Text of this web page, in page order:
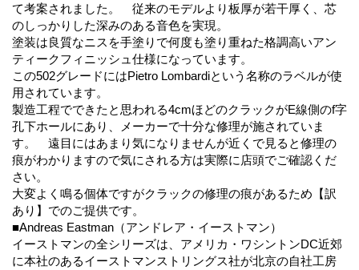
て考案されました。 従来のモデルより板厚が若干厚く、芯
のしっかりした深みのある音色を実現。
塗装は良質なニスを手塗りで何度も塗り重ねた格調高いアン
ティークフィニッシュ仕様になっています。
この502グレードにはPietro Lombardiという名称のラベルが使
用されています。
製造工程でできたと思われる4cmほどのクラックがE線側のf字
孔下ホールにあり、メーカーで十分な修理が施されていま
す。 遠目にはあまり気になりませんが近くで見ると修理の
痕がわかりますので気にされる方は実際に店頭でご確認くだ
さい。
大変よく鳴る個体ですがクラックの修理の痕があるため【訳
あり】でのご提供です。
■Andreas Eastman（アンドレア・イーストマン）
イーストマンの全シリーズは、アメリカ・ワシントンDC近郊
に本社のあるイーストマンストリングス社が北京の自社工房